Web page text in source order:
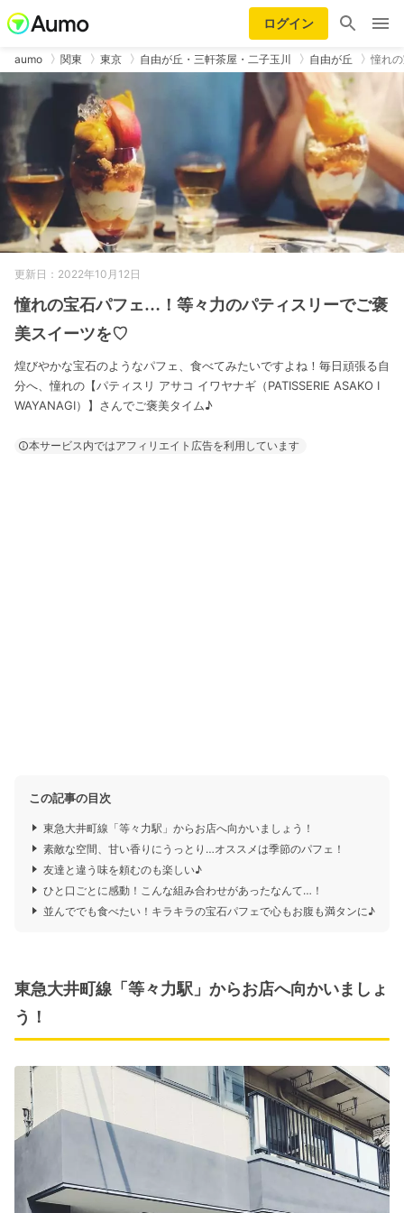
ログイン
aumo 関東 東京 自由が丘・三軒茶屋・二子玉川 自由が丘 憧れ
更新日：2022年10月12日
憧れの宝石パフェ…！等々力のパティスリーでご褒
美スイーツを♡
煌びやかな宝石のようなパフェ、食べてみたいですよね！毎日頑張る自
分へ、憧れの【パティスリ アサコ イワヤナギ（PATISSERIE ASAKO I
WAYANAGI）】さんでご褒美タイム♪
本サービス内ではアフィリエイト広告を利用しています
この記事の目次
東急大井町線「等々力駅」からお店へ向かいましょう！
素敵な空間、甘い香りにうっとり…オススメは季節のパフェ！
友達と違う味を頼むのも楽しい♪
ひと口ごとに感動！こんな組み合わせがあったなんて…！
並んででも食べたい！キラキラの宝石パフェで心もお腹も満タンに♪
東急大井町線「等々力駅」からお店へ向かいましょ
う！